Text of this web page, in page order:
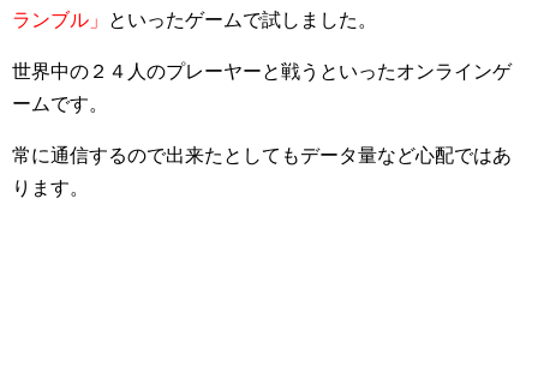
ランブル」
といったゲームで試しました。
世界中の２４人のプレーヤーと戦うといったオンラインゲ
ームです。
常に通信するので出来たとしてもデータ量など心配ではあ
ります。